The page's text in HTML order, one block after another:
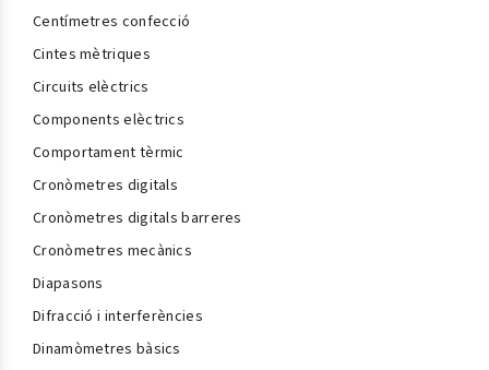
Centímetres confecció
Cintes mètriques
Circuits elèctrics
Components elèctrics
Comportament tèrmic
Cronòmetres digitals
Cronòmetres digitals barreres
Cronòmetres mecànics
Diapasons
Difracció i interferències
Dinamòmetres bàsics